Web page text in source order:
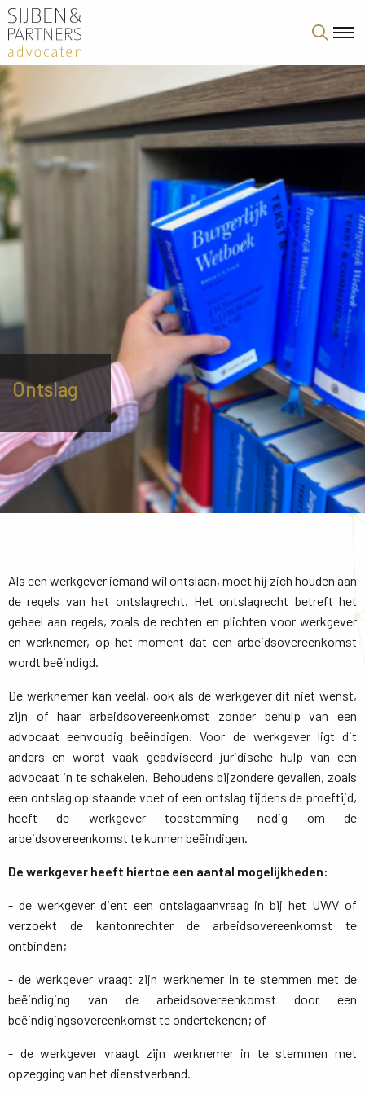
Ontslag
Als een werkgever iemand wil ontslaan, moet hij zich houden aan
de regels van het ontslagrecht. Het ontslagrecht betreft het
geheel aan regels, zoals de rechten en plichten voor werkgever
en werknemer, op het moment dat een arbeidsovereenkomst
wordt beëindigd.
De werknemer kan veelal, ook als de werkgever dit niet wenst,
zijn of haar arbeidsovereenkomst zonder behulp van een
advocaat eenvoudig beëindigen. Voor de werkgever ligt dit
anders en wordt vaak geadviseerd juridische hulp van een
advocaat in te schakelen. Behoudens bijzondere gevallen, zoals
een ontslag op staande voet of een ontslag tijdens de proeftijd,
heeft de werkgever toestemming nodig om de
arbeidsovereenkomst te kunnen beëindigen.
De werkgever heeft hiertoe een aantal mogelijkheden:
- de werkgever dient een ontslagaanvraag in bij het UWV of
verzoekt de kantonrechter de arbeidsovereenkomst te
ontbinden;
- de werkgever vraagt zijn werknemer in te stemmen met de
beëindiging van de arbeidsovereenkomst door een
beëindigingsovereenkomst te ondertekenen; of
- de werkgever vraagt zijn werknemer in te stemmen met
opzegging van het dienstverband.